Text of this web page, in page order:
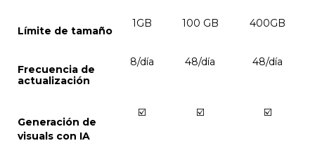
Límite de tamaño
1GB 100 GB 400GB
Frecuencia de
actualización
8/día 48/día 48/día
Generación de
visuals con IA
☑️ ☑️ ☑️